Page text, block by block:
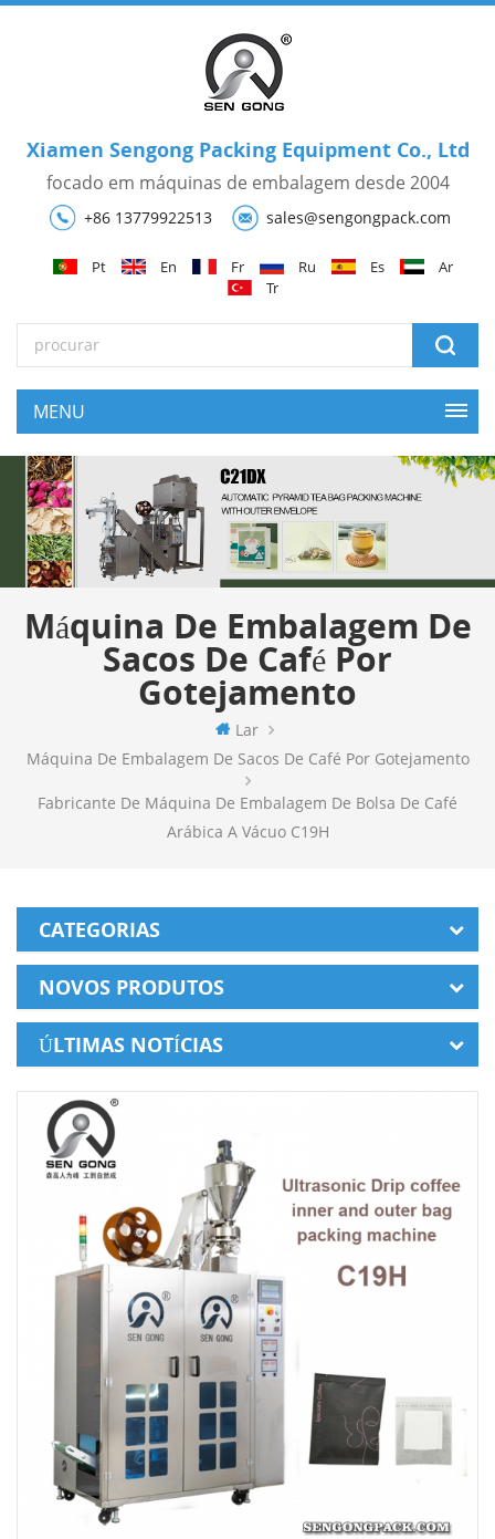
Xiamen Sengong Packing Equipment Co., Ltd
focado em máquinas de embalagem desde 2004
+86 13779922513 sales@sengongpack.com
Pt En Fr Ru Es
Ar
Tr
Máquina De Embalagem De
Sacos De Café Por
Gotejamento
Lar
Máquina De Embalagem De Sacos De Café Por Gotejamento
Fabricante De Máquina De Embalagem De Bolsa De Café
Arábica A Vácuo C19H
CATEGORIAS
NOVOS PRODUTOS
ÚLTIMAS NOTÍCIAS